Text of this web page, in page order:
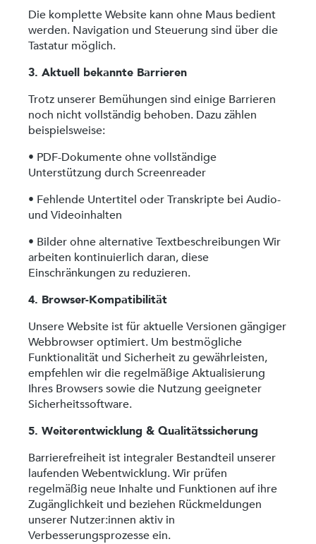
Die komplette Website kann ohne Maus bedient
werden. Navigation und Steuerung sind über die
Tastatur möglich.
3. Aktuell bekannte Barrieren
Trotz unserer Bemühungen sind einige Barrieren
noch nicht vollständig behoben. Dazu zählen
beispielsweise:
• PDF-Dokumente ohne vollständige
Unterstützung durch Screenreader
• Fehlende Untertitel oder Transkripte bei Audio-
und Videoinhalten
• Bilder ohne alternative Textbeschreibungen Wir
arbeiten kontinuierlich daran, diese
Einschränkungen zu reduzieren.
4. Browser-Kompatibilität
Unsere Website ist für aktuelle Versionen gängiger
Webbrowser optimiert. Um bestmögliche
Funktionalität und Sicherheit zu gewährleisten,
empfehlen wir die regelmäßige Aktualisierung
Ihres Browsers sowie die Nutzung geeigneter
Sicherheitssoftware.
5. Weiterentwicklung & Qualitätssicherung
Barrierefreiheit ist integraler Bestandteil unserer
laufenden Webentwicklung. Wir prüfen
regelmäßig neue Inhalte und Funktionen auf ihre
Zugänglichkeit und beziehen Rückmeldungen
unserer Nutzer:innen aktiv in
Verbesserungsprozesse ein.